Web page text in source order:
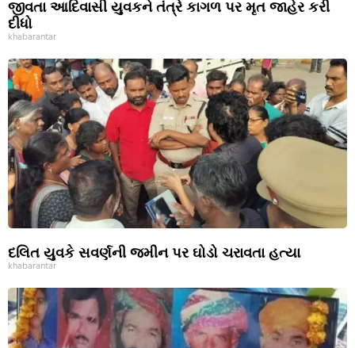
જીવતા આદિવાસી યુવકને તંત્રે કાગળ પર મૃત જાહેર કરી
દીધો
khabarantar
દલિત યુવકે સવર્ણની જમીન પર ઘોડો ચરાવતા હત્યા
khabarantar